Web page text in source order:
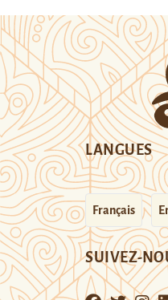
LANGUES
Français
SUIVEZ-